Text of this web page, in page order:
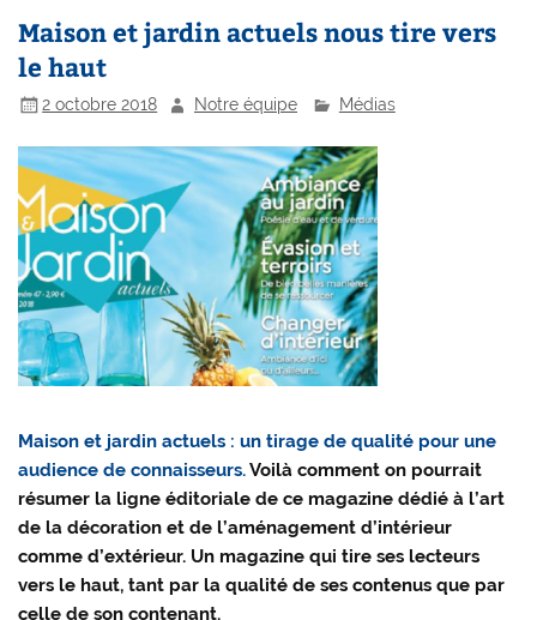
Maison et jardin actuels nous tire vers
le haut
2 octobre 2018 Notre équipe Médias
Maison et jardin actuels : un tirage de qualité pour une
audience de connaisseurs.Voilà comment on pourrait
résumer la ligne éditoriale de ce magazine dédié à l’art
de la décoration et de l’aménagement d’intérieur
comme d’extérieur. Un magazine qui tire ses lecteurs
vers le haut, tant par la qualité de ses contenus que par
celle de son contenant.